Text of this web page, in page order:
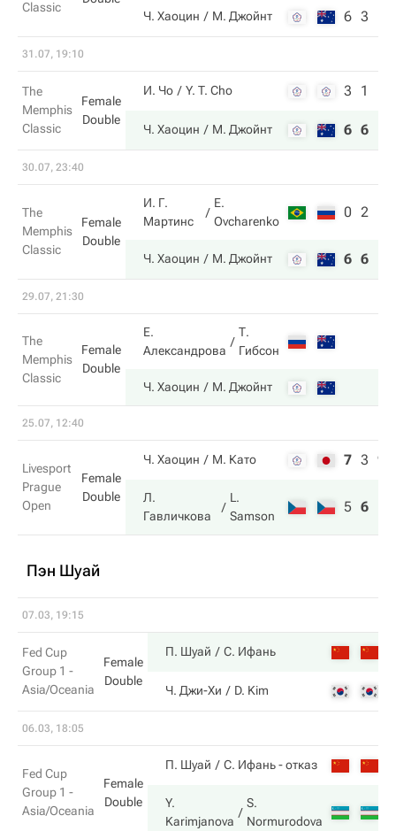
Classic
Ч. Хаоцин
М. Джойнт 6 3
31.07, 19:10
The
Memphis
Classic
Female
Double
И. Чо Y. T. Cho 3 1
Ч. Хаоцин М. Джойнт 6 6
30.07, 23:40
The
Memphis
Classic
Female
Double
И. Г.
Мартинс
E.
Ovcharenko
0 2
Ч. Хаоцин М. Джойнт 6 6
29.07, 21:30
The
Memphis
Classic
Female
Double
Е.
Александрова
Т.
Гибсон
Ч. Хаоцин М. Джойнт
25.07, 12:40
Livesport
Prague
Open
Female
Double
Ч. Хаоцин М. Като 7 3 9
Л.
Гавличкова
L.
Samson
5 6
Пэн Шуай
07.03, 19:15
Fed Cup
Group 1 -
Asia/Oceania
Female
Double
П. Шуай С. Ифань
Ч. Джи-Хи D. Kim
06.03, 18:05
Fed Cup
Group 1 -
Asia/Oceania
Female
Double
П. Шуай С. Ифань- отказ
Y.
Karimjanova
S.
Normurodova